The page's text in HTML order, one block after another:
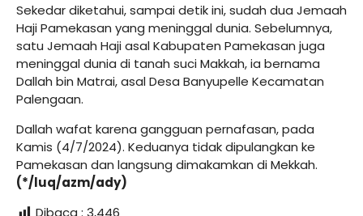
Sekedar diketahui, sampai detik ini, sudah dua Jemaah
Haji Pamekasan yang meninggal dunia. Sebelumnya,
satu Jemaah Haji asal Kabupaten Pamekasan juga
meninggal dunia di tanah suci Makkah, ia bernama
Dallah bin Matrai, asal Desa Banyupelle Kecamatan
Palengaan.
Dallah wafat karena gangguan pernafasan, pada
Kamis (4/7/2024). Keduanya tidak dipulangkan ke
Pamekasan dan langsung dimakamkan di Mekkah.
(*/luq/azm/ady)
Dibaca : 3,446